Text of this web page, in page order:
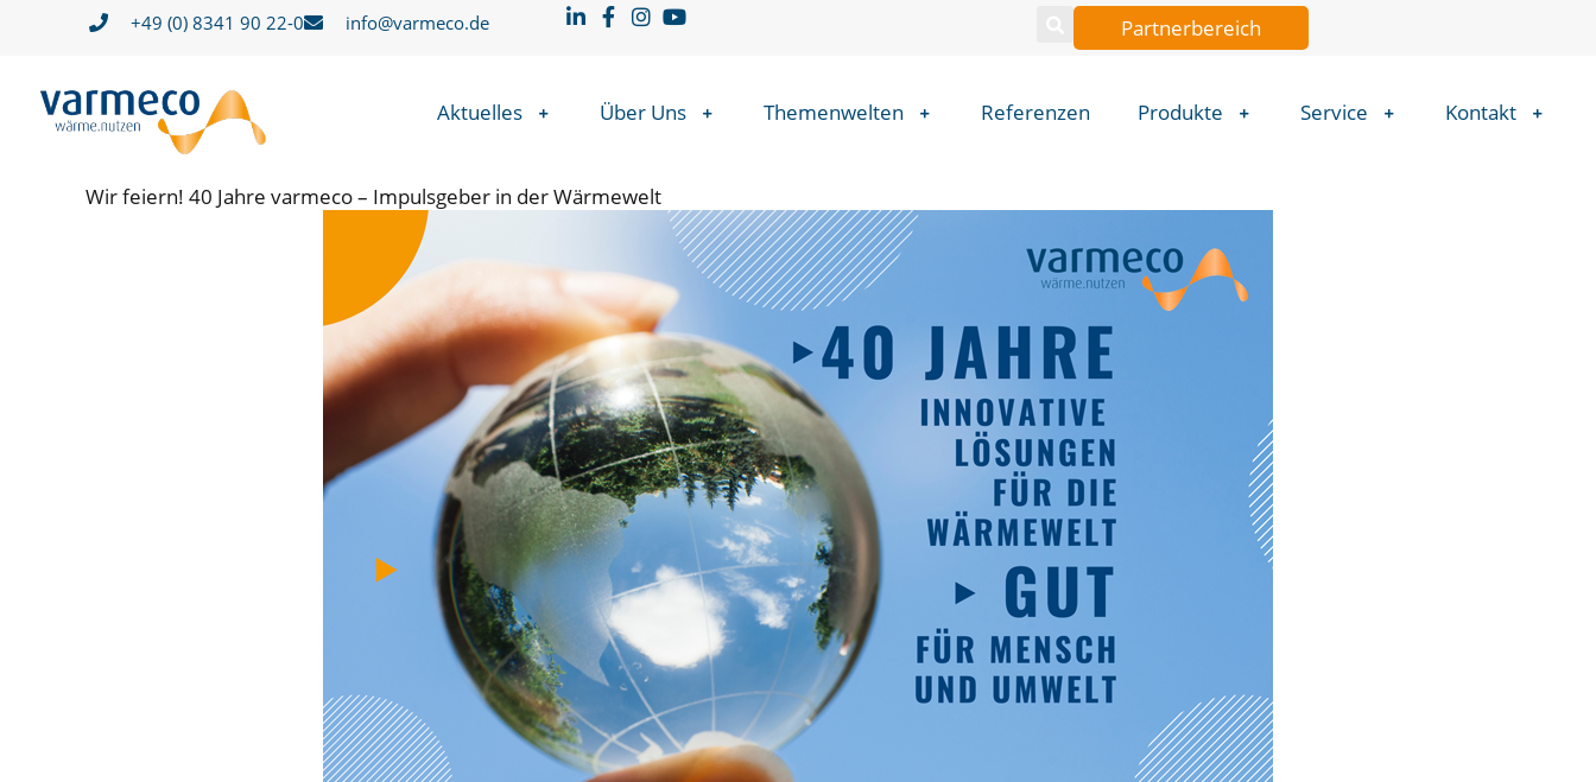
+49 (0) 8341 90 22-0 info@varmeco.de Partnerbereich
Aktuelles Über Uns Themenwelten Referenzen Produkte Service Kontakt
Wir feiern! 40 Jahre varmeco – Impulsgeber in der Wärmewelt